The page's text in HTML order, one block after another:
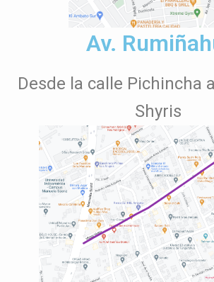
Av.
Desde la calle Pichincha
Shyris